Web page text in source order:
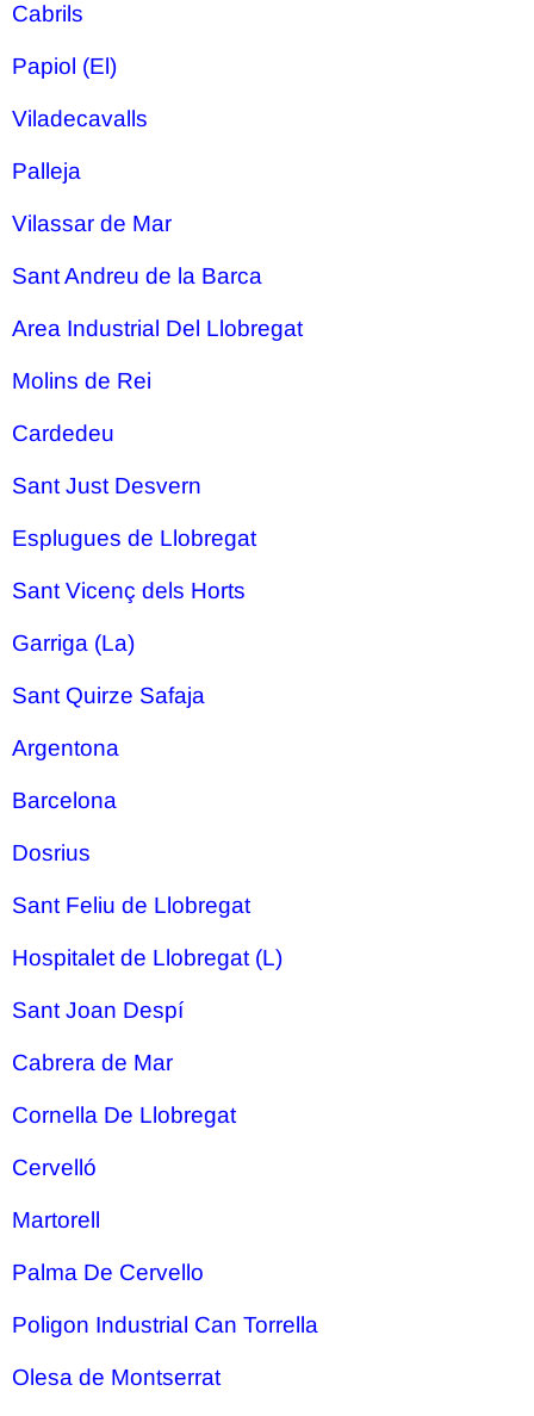
Cabrils
Papiol (El)
Viladecavalls
Palleja
Vilassar de Mar
Sant Andreu de la Barca
Area Industrial Del Llobregat
Molins de Rei
Cardedeu
Sant Just Desvern
Esplugues de Llobregat
Sant Vicenç dels Horts
Garriga (La)
Sant Quirze Safaja
Argentona
Barcelona
Dosrius
Sant Feliu de Llobregat
Hospitalet de Llobregat (L)
Sant Joan Despí
Cabrera de Mar
Cornella De Llobregat
Cervelló
Martorell
Palma De Cervello
Poligon Industrial Can Torrella
Olesa de Montserrat